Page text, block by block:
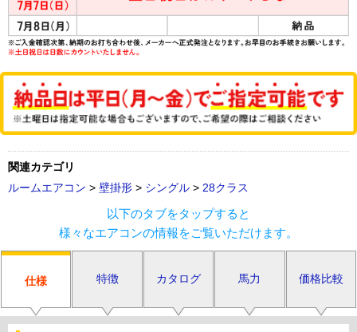
関連カテゴリ
ルームエアコン > 壁掛形 > シングル > 28クラス
以下のタブをタップすると
様々なエアコンの情報をご覧いただけます。
仕様 特徴 カタログ 馬力 価格比較